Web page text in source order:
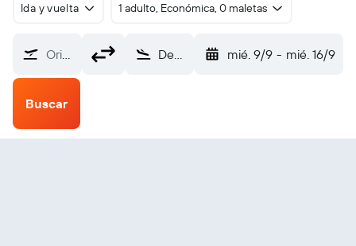
Ida y vuelta 1 adulto, Económica, 0 maletas
Origen Devils Lake (DVL) mié. 9/9 - mié. 16/9
Buscar